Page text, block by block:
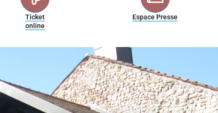
Ticket
online
Espace Presse